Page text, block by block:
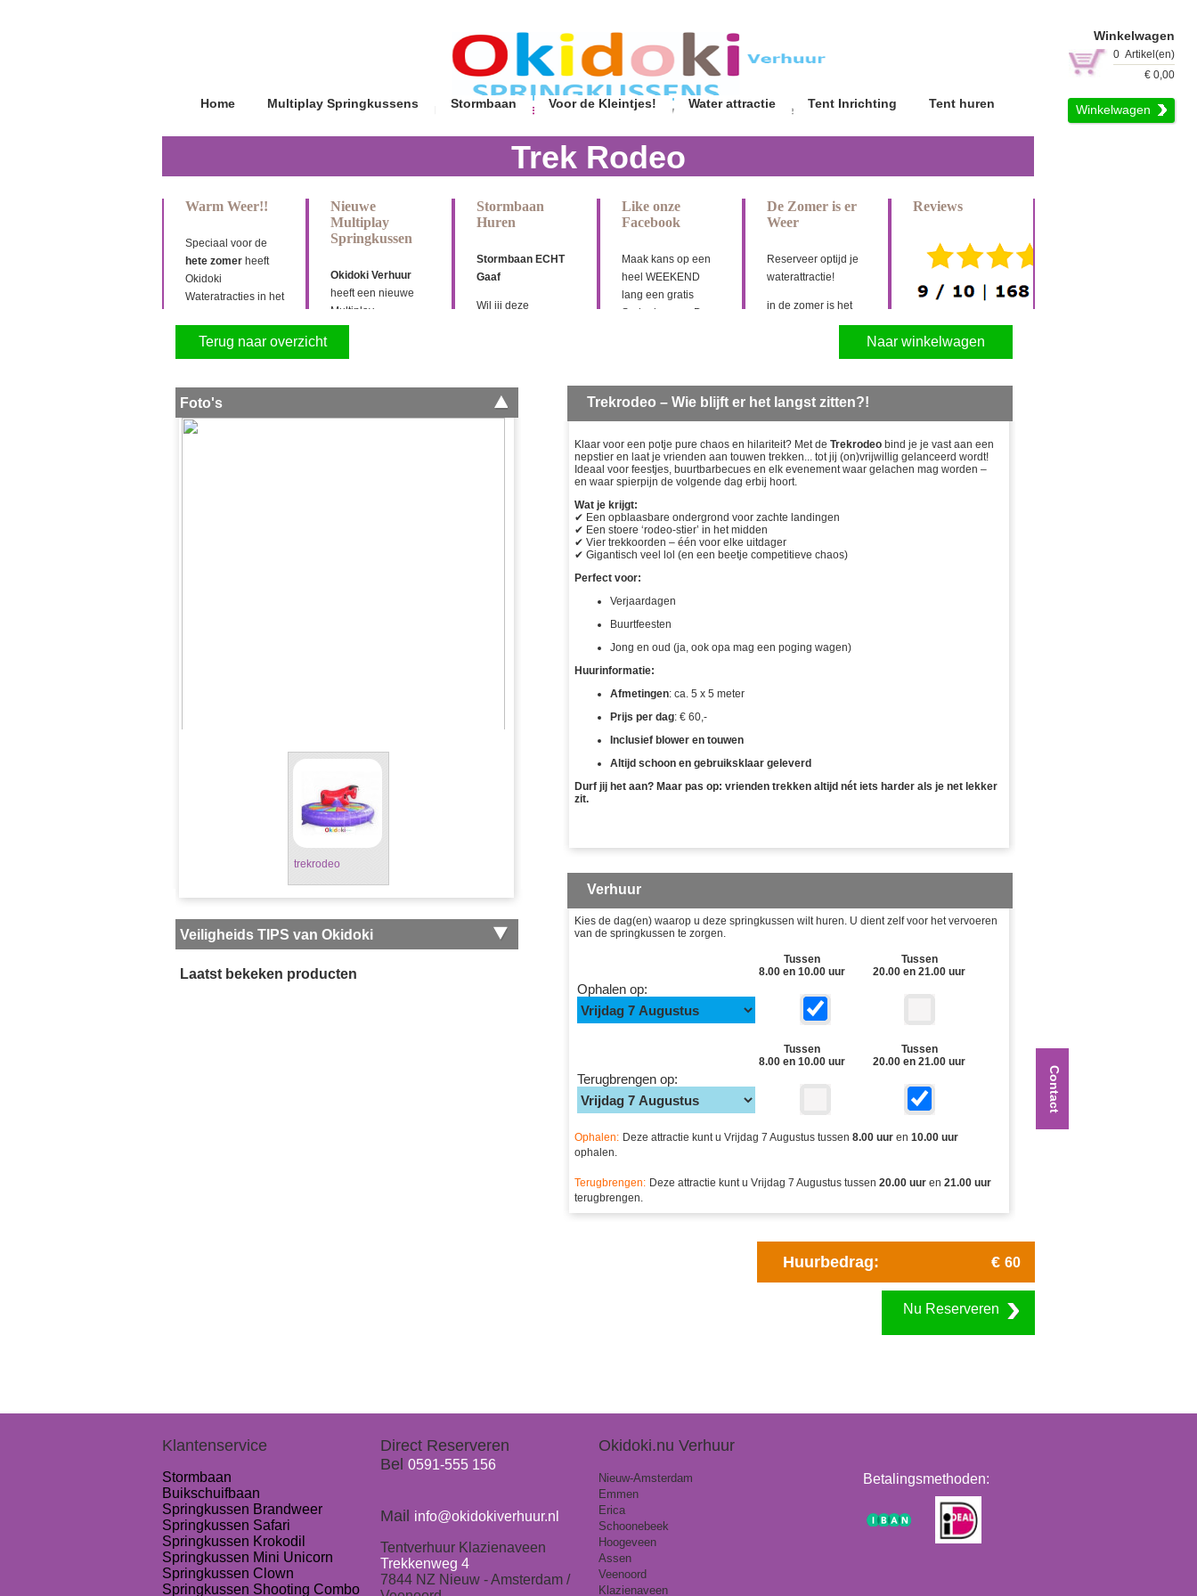
Winkelwagen
0 Artikel(en)
€ 0,00
Winkelwagen
Home Multiplay Springkussens Stormbaan Voor de Kleintjes! Water attractie Tent Inrichting Tent huren
Trek Rodeo
Warm Weer!!
Speciaal voor de
hete zomer heeft
Okidoki
Wateratracties in het
Buikschuifbanen-
Slide
Nieuwe
Multiplay
Springkussen
Okidoki Verhuur
heeft een nieuwe
Multiplay
springkussen
Stormbaan
Huren
Stormbaan ECHT
Gaaf
Wil jij deze
stormbaan verhuren
Like onze
Facebook
Maak kans op een
heel WEEKEND
lang een gratis
Springkussen, De
LIKE en DEEL onze
deze geweldige
prijs.
Huidige
ACTIE!!
De Zomer is er
Weer
Reserveer optijd je
waterattractie!
in de zomer is het
water te spelen
heeft een ruim
assortiment
glijbanen,
buikschuifbanen
enz
Reviews
Contact
Terug naar overzicht Naar winkelwagen
Foto's
trekrodeo
Veiligheids TIPS van Okidoki
Laatst bekeken producten
Trekrodeo – Wie blijft er het langst zitten?!
Klaar voor een potje pure chaos en hilariteit? Met de Trekrodeo bind je je vast aan een
nepstier en laat je vrienden aan touwen trekken... tot jij (on)vrijwillig gelanceerd wordt!
Ideaal voor feestjes, buurtbarbecues en elk evenement waar gelachen mag worden –
en waar spierpijn de volgende dag erbij hoort.
Wat je krijgt:
✔ Een opblaasbare ondergrond voor zachte landingen
✔ Een stoere ‘rodeo-stier’ in het midden
✔ Vier trekkoorden – één voor elke uitdager
✔ Gigantisch veel lol (en een beetje competitieve chaos)
Perfect voor:
Verjaardagen
Buurtfeesten
Jong en oud (ja, ook opa mag een poging wagen)
Huurinformatie:
Afmetingen: ca. 5 x 5 meter
Prijs per dag: € 60,-
Inclusief blower en touwen
Altijd schoon en gebruiksklaar geleverd
Durf jij het aan? Maar pas op: vrienden trekken altijd nét iets harder als je net lekker
zit.
Verhuur
Kies de dag(en) waarop u deze springkussen wilt huren. U dient zelf voor het vervoeren
van de springkussen te zorgen.
Tussen
8.00 en 10.00 uur
Tussen
20.00 en 21.00 uur
Ophalen op:
Tussen
8.00 en 10.00 uur
Tussen
20.00 en 21.00 uur
Terugbrengen op:
Ophalen: Deze attractie kunt u Vrijdag 7 Augustus tussen 8.00 uur en 10.00 uur
ophalen.
Terugbrengen: Deze attractie kunt u Vrijdag 7 Augustus tussen 20.00 uur en 21.00 uur
terugbrengen.
Huurbedrag: €60
Nu Reserveren
Klantenservice
Stormbaan
Buikschuifbaan
Springkussen Brandweer
Springkussen Safari
Springkussen Krokodil
Springkussen Mini Unicorn
Springkussen Clown
Springkussen Shooting Combo
Direct Reserveren
Bel 0591-555 156
Mail info@okidokiverhuur.nl
Tentverhuur Klazienaveen
Trekkenweg 4
7844 NZ Nieuw - Amsterdam /
Okidoki.nu Verhuur
Nieuw-Amsterdam
Emmen
Erica
Schoonebeek
Hoogeveen
Assen
Veenoord
Klazienaveen
Betalingsmethoden: